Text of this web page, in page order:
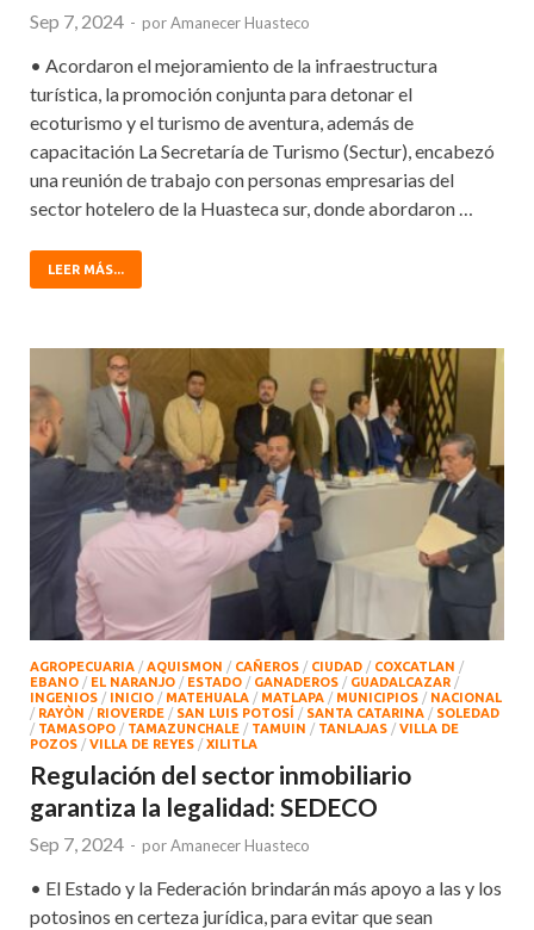
Sep 7, 2024 - porAmanecer Huasteco
• Acordaron el mejoramiento de la infraestructura
turística, la promoción conjunta para detonar el
ecoturismo y el turismo de aventura, además de
capacitación La Secretaría de Turismo (Sectur), encabezó
una reunión de trabajo con personas empresarias del
sector hotelero de la Huasteca sur, donde abordaron …
LEER MÁS...
AGROPECUARIA / AQUISMON / CAÑEROS / CIUDAD / COXCATLAN /
EBANO / EL NARANJO / ESTADO / GANADEROS / GUADALCAZAR /
INGENIOS / INICIO / MATEHUALA / MATLAPA / MUNICIPIOS / NACIONAL
/ RAYÒN / RIOVERDE / SAN LUIS POTOSÍ / SANTA CATARINA / SOLEDAD
/ TAMASOPO / TAMAZUNCHALE / TAMUIN / TANLAJAS / VILLA DE
POZOS / VILLA DE REYES / XILITLA
Regulación del sector inmobiliario
garantiza la legalidad: SEDECO
Sep 7, 2024 - porAmanecer Huasteco
• El Estado y la Federación brindarán más apoyo a las y los
potosinos en certeza jurídica, para evitar que sean